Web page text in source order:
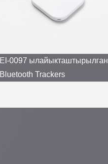
EI-0097 ылайыкташтырылган
Bluetooth Trackers